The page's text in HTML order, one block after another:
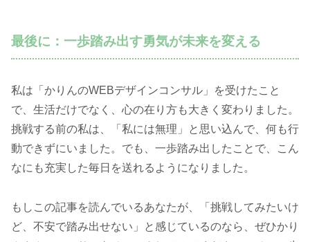
最後に：一歩踏み出す勇気が未来を変える
私は「かりんのWEBデザインコンサル」を受けたこと
で、生活だけでなく、心の在り方も大きく変わりました。
挑戦する前の私は、「私には無理」と思い込んで、何も行
動できずにいました。でも、一歩踏み出したことで、こん
なにも充実した毎日を送れるようになりました。
もしこの記事を読んでいるあなたが、「挑戦してみたいけ
ど、不安で踏み出せない」と感じているのなら、ぜひかり